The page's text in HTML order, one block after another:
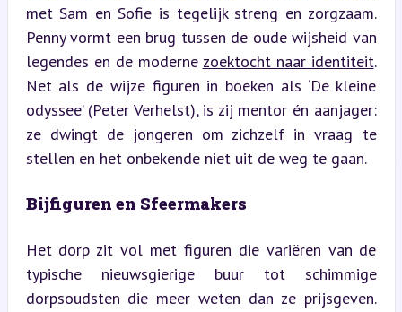
met Sam en Sofie is tegelijk streng en zorgzaam.
Penny vormt een brug tussen de oude wijsheid van
legendes en de moderne zoektocht naar identiteit.
Net als de wijze figuren in boeken als ‘De kleine
odyssee’ (Peter Verhelst), is zij mentor én aanjager:
ze dwingt de jongeren om zichzelf in vraag te
stellen en het onbekende niet uit de weg te gaan.
Bijfiguren en Sfeermakers
Het dorp zit vol met figuren die variëren van de
typische nieuwsgierige buur tot schimmige
dorpsoudsten die meer weten dan ze prijsgeven.